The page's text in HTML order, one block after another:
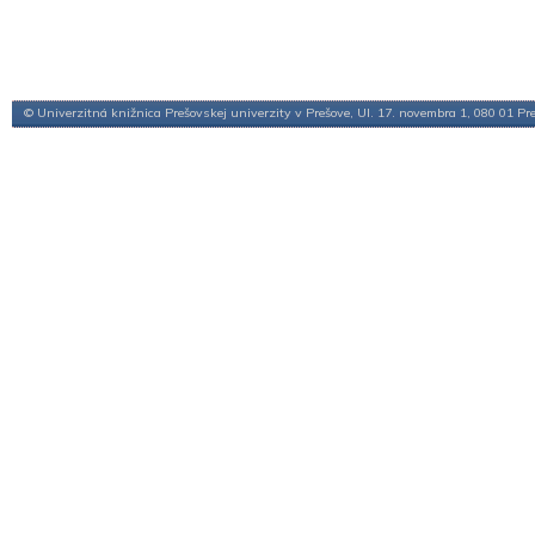
© Univerzitná knižnica Prešovskej univerzity v Prešove, Ul. 17. novembra 1, 080 01